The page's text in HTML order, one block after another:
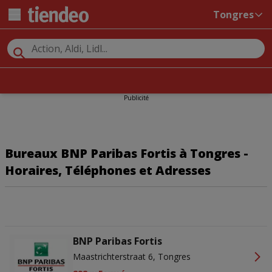
Tongres
Publicité
Bureaux BNP Paribas Fortis à Tongres -
Horaires, Téléphones et Adresses
BNP Paribas Fortis
Maastrichterstraat 6, Tongres